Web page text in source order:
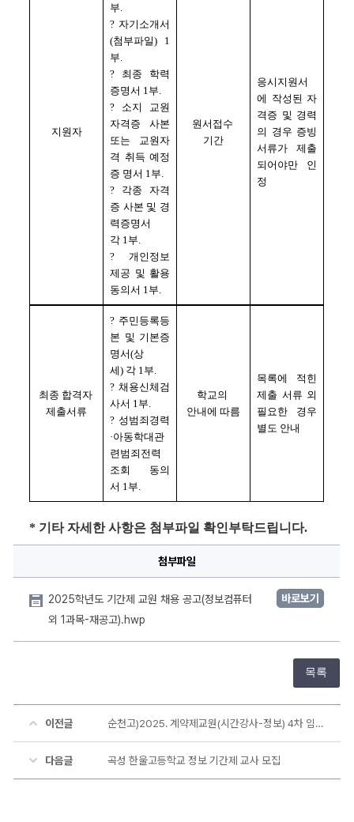
지원자
부
? 자기소개서
(첨부파일) 1
부
? 최종 학력
증명서 1 부
? 소지 교원
자격증 사본
또는 교원자
격 취득 예정
증 명서 1 부
? 각종 자격
증 사본 및 경
력증명서
각 1 부
? 개인정보
제공 및 활용
동의서 1 부
원서접수
기간
응시지원서
에 작성된 자
격증 및 경력
의 경우 증빙
서류가 제출
되어야만 인
정
최종 합격자
제출서류
? 주민등록등
본 및 기본증
명서(상
세) 각 1 부
? 채용신체검
사서 1 부
? 성범죄경력
·아동학대관
련범죄전력
조회 동의
서 1 부
학교의
안내에 따름
목록에 적힌
제출 서류 외
필요한 경우
별도 안내
* 기타 자세한 사항은 첨부파일 확인부탁드립니다.
첨부파일
2025학년도 기간제 교원 채용 공고(정보컴퓨터
외 1과목-재공고).hwp
바로보기
목록
이전글 순천고)2025. 계약제교원(시간강사-정보) 4차 임용 공고
다음글 곡성 한울고등학교 정보 기간제 교사 모집